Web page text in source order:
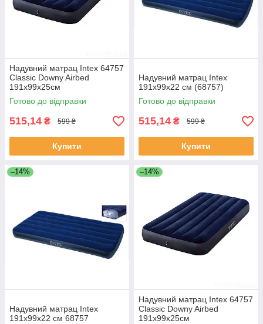
Надувний матрац Intex 64757
Classic Downy Airbed
191х99х25см
Готово до відправки
515,14 ₴ 599 ₴
Купити
Надувний матрац Intex
191х99х22 см (68757)
Готово до відправки
515,14 ₴ 599 ₴
Купити
–14%
Надувний матрац Intex
191х99х22 см 68757
–14%
Надувний матрац Intex 64757
Classic Downy Airbed
191х99х25см